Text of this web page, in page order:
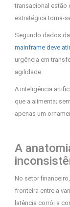
transacional estão
estratégica torna-
Segundo dados da
mainframe deve
urgência em
agilidade.
A inteligência
que a alimenta;
apenas um
A
No setor
fronteira entre a
latência corrói a